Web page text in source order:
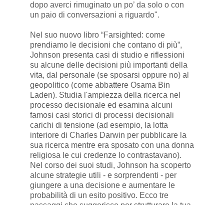
dopo averci rimuginato un po’ da solo o con
un paio di conversazioni a riguardo".
Nel suo nuovo libro “Farsighted: come
prendiamo le decisioni che contano di più”,
Johnson presenta casi di studio e riflessioni
su alcune delle decisioni più importanti della
vita, dal personale (se sposarsi oppure no) al
geopolitico (come abbattere Osama Bin
Laden). Studia l'ampiezza della ricerca nel
processo decisionale ed esamina alcuni
famosi casi storici di processi decisionali
carichi di tensione (ad esempio, la lotta
interiore di Charles Darwin per pubblicare la
sua ricerca mentre era sposato con una donna
religiosa le cui credenze lo contrastavano).
Nel corso dei suoi studi, Johnson ha scoperto
alcune strategie utili - e sorprendenti - per
giungere a una decisione e aumentare le
probabilità di un esito positivo. Ecco tre